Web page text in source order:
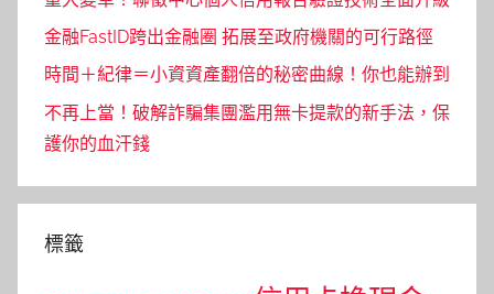
金融FastID跨出金融圈 拓展至政府機關的可行路徑
時間＋紀律＝小資資產翻倍的秘密曲線！你也能辦到
不再上當！破解詐騙集團濫用無卡提款的新手法，保
護你的血汗錢
標籤